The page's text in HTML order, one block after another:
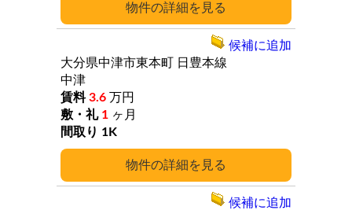
詳細
詳細
大分県中津市東本町
日豊本線
中津
3.6 万円
1 ヶ月
1K
候補に追加
候補に追加